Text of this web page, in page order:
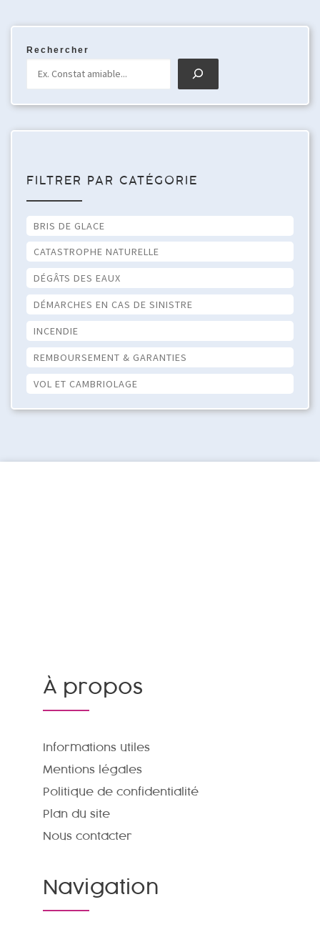
Rechercher
FILTRER PAR CATÉGORIE
BRIS DE GLACE
CATASTROPHE NATURELLE
DÉGÂTS DES EAUX
DÉMARCHES EN CAS DE SINISTRE
INCENDIE
REMBOURSEMENT & GARANTIES
VOL ET CAMBRIOLAGE
À propos
Informations utiles
Mentions légales
Politique de confidentialité
Plan du site
Nous contacter
Navigation